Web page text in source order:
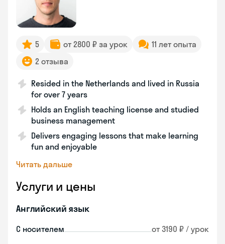
5 от 2800 ₽ за урок
11 лет опыта
2 отзыва
Resided in the Netherlands and lived in Russia
for over 7 years
Holds an English teaching license and studied
business management
Delivers engaging lessons that make learning
fun and enjoyable
Читать дальше
Услуги и цены
Английский язык
С носителем от 3190 ₽ / урок